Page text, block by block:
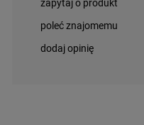
zapytaj o produkt
poleć znajomemu
dodaj opinię